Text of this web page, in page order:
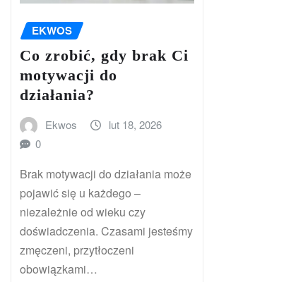
EKWOS
Co zrobić, gdy brak Ci
motywacji do
działania?
Ekwos
lut 18, 2026
0
Brak motywacji do działania może
pojawić się u każdego –
niezależnie od wieku czy
doświadczenia. Czasami jesteśmy
zmęczeni, przytłoczeni
obowiązkami…